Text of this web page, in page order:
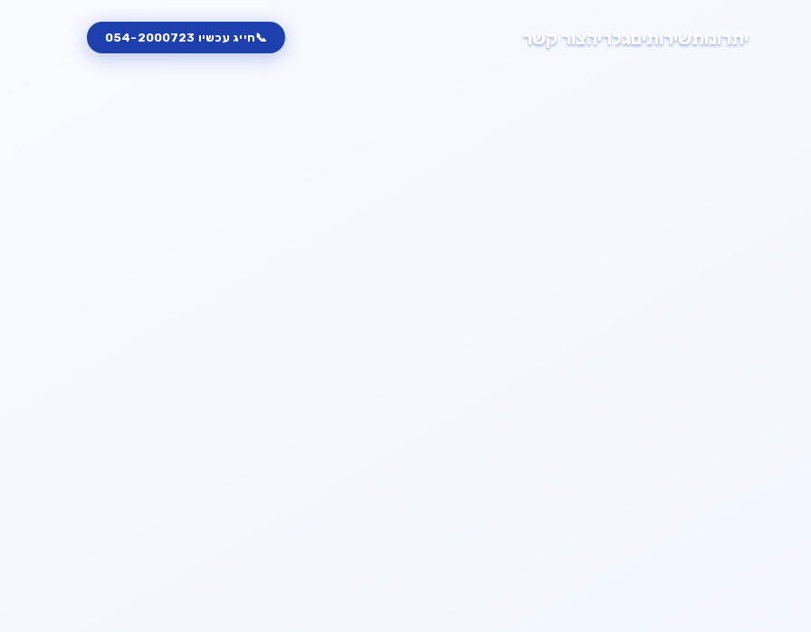
יתרונותשירותיםגלריהצור קשר 📞חייג עכשיו 054-2000723